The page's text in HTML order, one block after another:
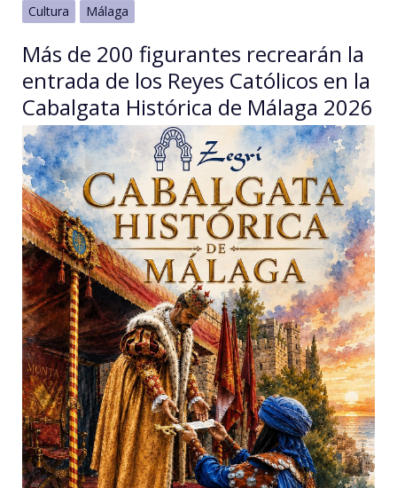
Cultura Málaga
Más de 200 figurantes recrearán la
entrada de los Reyes Católicos en la
Cabalgata Histórica de Málaga 2026